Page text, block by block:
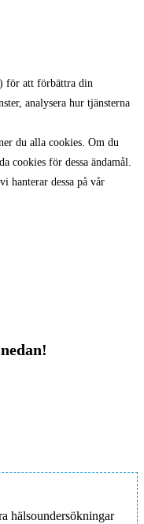
för att förbättra din
analysera hur tjänsterna
du alla cookies. Om du
cookies för dessa ändamål.
hanterar dessa på vår
hälsoundersökningar